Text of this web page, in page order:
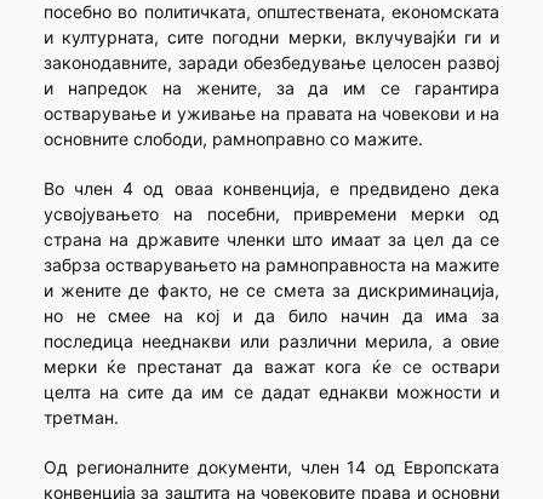
посебно во политичката, општествената, економската
и културната, сите погодни мерки, вклучувајќи ги и
законодавните, заради обезбедување целосен развој
и напредок на жените, за да им се гарантира
остварување и уживање на правата на човекови и на
основните слободи, рамноправно со мажите.
Во член 4 од оваа конвенција, е предвидено дека
усвојувањето на посебни, привремени мерки од
страна на државите членки што имаат за цел да се
забрза остварувањето на рамноправноста на мажите
и жените де факто, не се смета за дискриминација,
но не смее на кој и да било начин да има за
последица нееднакви или различни мерила, а овие
мерки ќе престанат да важат кога ќе се оствари
целта на сите да им се дадат еднакви можности и
третман.
Од регионалните документи, член 14 од Европската
конвенција за заштита на човековите права и основни